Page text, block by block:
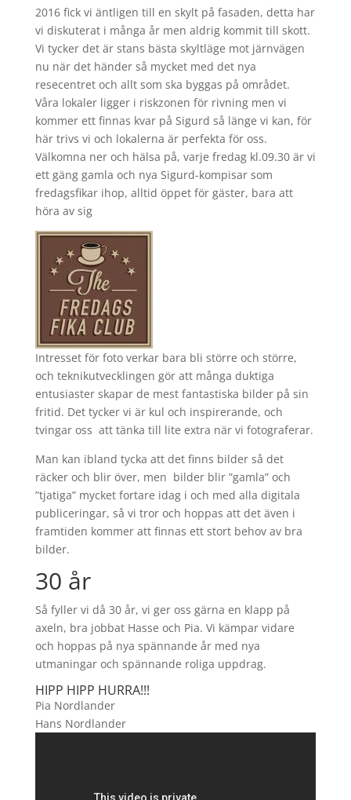
2016 fick vi äntligen till en skylt på fasaden, detta har
vi diskuterat i många år men aldrig kommit till skott.
Vi tycker det är stans bästa skyltläge mot järnvägen
nu när det händer så mycket med det nya
resecentret och allt som ska byggas på området.
Våra lokaler ligger i riskzonen för rivning men vi
kommer ett finnas kvar på Sigurd så länge vi kan, för
här trivs vi och lokalerna är perfekta för oss.
Välkomna ner och hälsa på, varje fredag kl.09.30 är vi
ett gäng gamla och nya Sigurd-kompisar som
fredagsfikar ihop, alltid öppet för gäster, bara att
höra av sig
Intresset för foto verkar bara bli större och större,
och teknikutvecklingen gör att många duktiga
entusiaster skapar de mest fantastiska bilder på sin
fritid. Det tycker vi är kul och inspirerande, och
tvingar oss att tänka till lite extra när vi fotograferar.
Man kan ibland tycka att det finns bilder så det
räcker och blir över, men bilder blir ”gamla” och
”tjatiga” mycket fortare idag i och med alla digitala
publiceringar, så vi tror och hoppas att det även i
framtiden kommer att finnas ett stort behov av bra
bilder.
30 år
Så fyller vi då 30 år, vi ger oss gärna en klapp på
axeln, bra jobbat Hasse och Pia. Vi kämpar vidare
och hoppas på nya spännande år med nya
utmaningar och spännande roliga uppdrag.
HIPP HIPP HURRA!!!
Pia Nordlander
Hans Nordlander